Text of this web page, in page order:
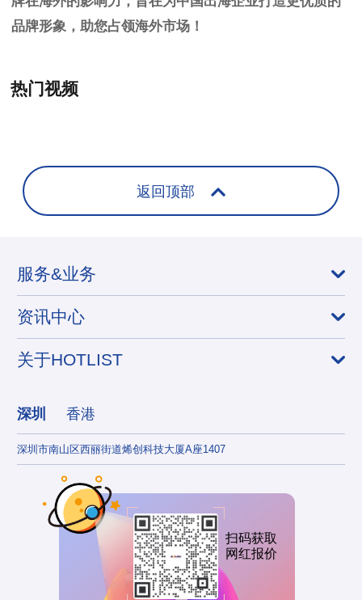
品牌形象，助您占领海外市场！
热门视频
返回顶部
服务&业务
资讯中心
关于HOTLIST
深圳 香港
深圳市南山区西丽街道烯创科技大厦A座1407
扫码获取
网红报价